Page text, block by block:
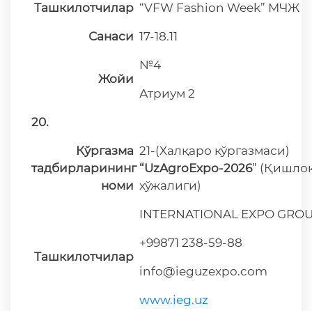
Ташкилотчилар “VFW Fashion Week” МЧЖ
Санаси 17-18.11
Жойи
№4
Атриум 2
20.
Кўргазма
тадбирларининг
номи
21-(Халқаро кўргазмаси)
“UzAgroExpo-2026”
хўжалиги)
Ташкилотчилар
INTERNATIONAL EXPO
+99871 238-59-88
info@ieguzexpo.com
www.ieg.uz